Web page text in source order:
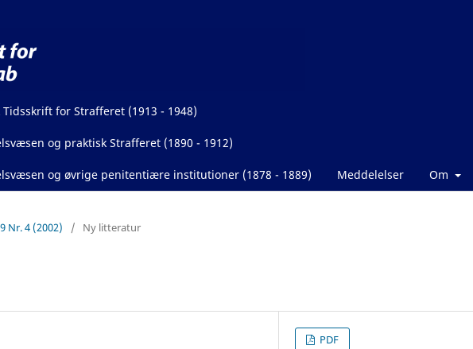
Tidsskrift for Strafferet (1913 - 1948)
og praktisk Strafferet (1890 - 1912)
og øvrige penitentiære institutioner (1878 - 1889) Meddelelser Om
Nr. 4 (2002) / Ny litteratur
PDF